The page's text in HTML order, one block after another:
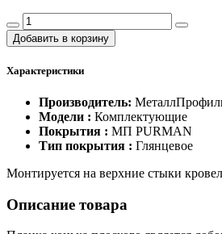
Добавить в корзину
Характеристики
Производитель:
Модели : Комплектующие
Покрытия : МП PURMAN
Тип покрытия : Глянцевое
Монтируется на верхние стыки
Описание товара